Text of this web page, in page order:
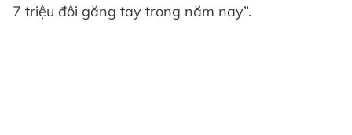
7 triệu đôi găng tay trong năm nay”.